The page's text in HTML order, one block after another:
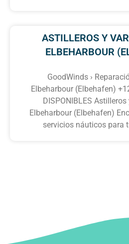
ASTILLEROS Y
ELBEHARBOUR
GoodWinds ›
Elbeharbour (Elbehafen)
DISPONIBLES
Elbeharbour (Elbehafen)
servicios náuticos para